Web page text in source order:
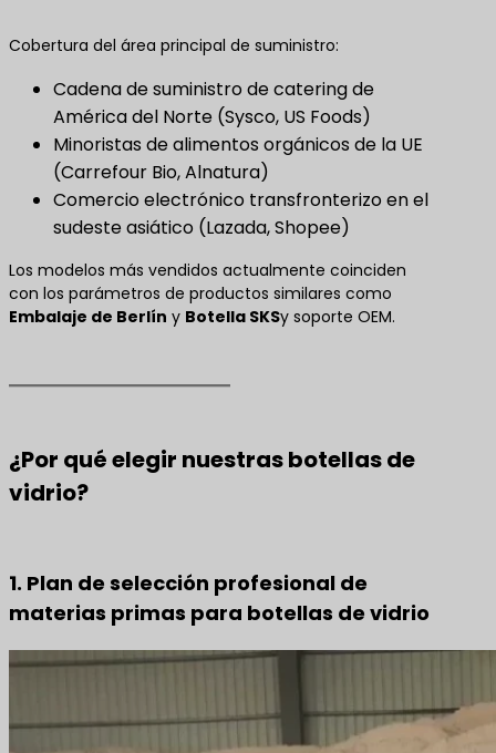
Cobertura del área principal de suministro:
Cadena de suministro de catering de
América del Norte (Sysco, US Foods)
Minoristas de alimentos orgánicos de la UE
(Carrefour Bio, Alnatura)
Comercio electrónico transfronterizo en el
sudeste asiático (Lazada, Shopee)
Los modelos más vendidos actualmente coinciden
con los parámetros de productos similares como
Embalaje de Berlín y Botella SKSy soporte OEM.
¿Por qué elegir nuestras botellas de
vidrio?
1. Plan de selección profesional de
materias primas para botellas de vidrio